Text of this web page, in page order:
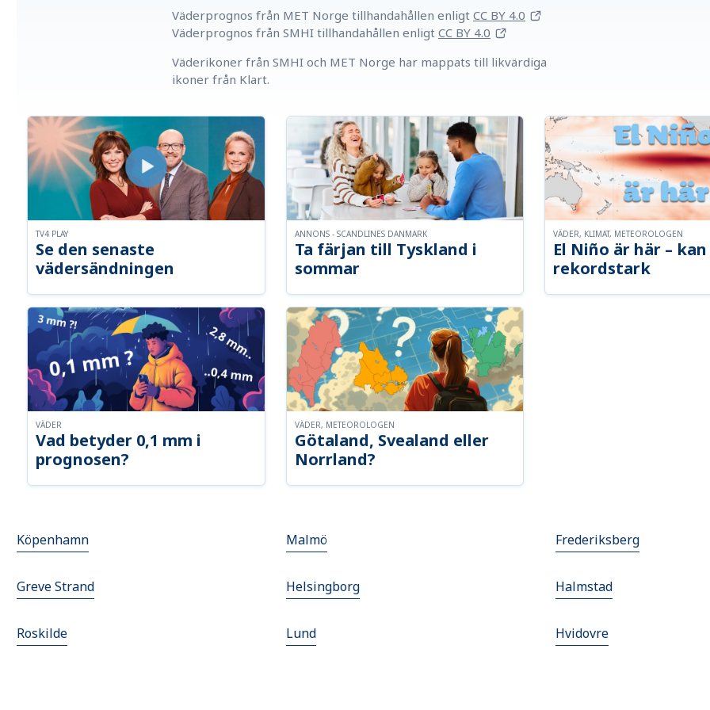
Väderprognos från MET Norge tillhandahållen enligt CC BY 4.0
Väderprognos från SMHI tillhandahållen enligt CC BY 4.0
Väderikoner från SMHI och MET Norge har mappats till likvärdiga
ikoner från Klart.
Se den senaste
vädersändningen
TV4 PLAY
Ta färjan till Tyskland i
sommar
ANNONS - SCANDLINES DANMARK
El Niño är här –
rekordstark
VÄDER, KLIMAT, METEOROLOGEN
Vad betyder 0,1 mm i
prognosen?
VÄDER
Götaland, Svealand eller
Norrland?
VÄDER, METEOROLOGEN
Köpenhamn Malmö Frederiksberg
Greve Strand Helsingborg Halmstad
Roskilde Lund Hvidovre